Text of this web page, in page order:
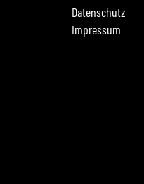
Datenschutz
Impressum